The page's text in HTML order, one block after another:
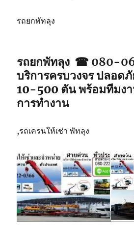
รถยกพัทลุง
รถยกพัทลุง ☎ 080-
บริการครบวงจร ปลอด
10-500 ตัน พร้อมทีมง
การทำงาน
,รถเครนให้เช่า พัทลุง